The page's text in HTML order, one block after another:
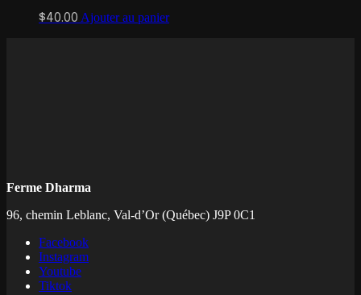
$40.00 Ajouter au panier
Ferme Dharma
96, chemin Leblanc, Val-d’Or (Québec) J9P 0C1
Facebook
Instagram
Youtube
Tiktok